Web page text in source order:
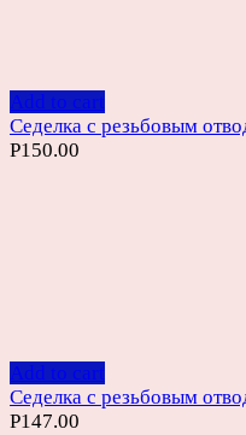
Add to cart
Седелка с резьбовым
Р150.00
Add to cart
Седелка с резьбовым
Р147.00